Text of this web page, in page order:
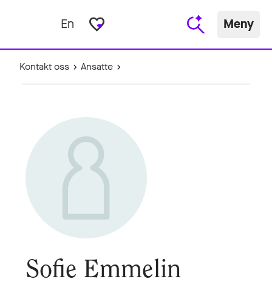
En favorite_border Meny
Kontakt oss Ansatte
Sofie Emmelin